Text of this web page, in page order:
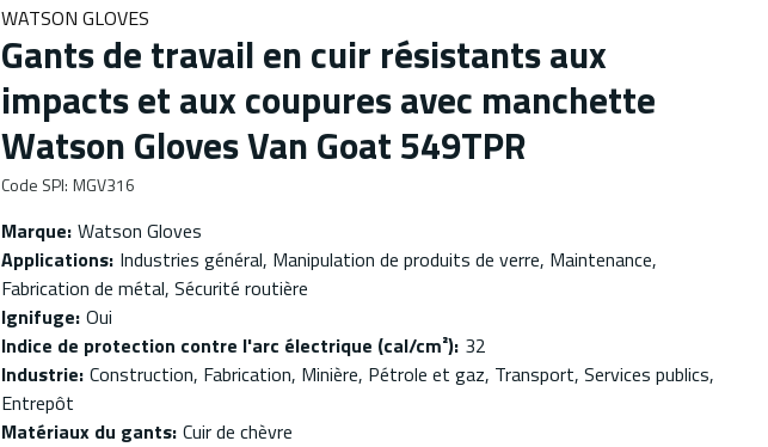
WATSON GLOVES
Gants de travail en cuir résistants aux
impacts et aux coupures avec manchette
Watson Gloves Van Goat 549TPR
Code SPI: MGV316
Marque: Watson Gloves
Applications: Industries général, Manipulation de produits de verre, Maintenance,
Fabrication de métal, Sécurité routière
Ignifuge: Oui
Indice de protection contre l'arc électrique (cal/cm²): 32
Industrie: Construction, Fabrication, Minière, Pétrole et gaz, Transport, Services publics,
Entrepôt
Matériaux du gants: Cuir de chèvre